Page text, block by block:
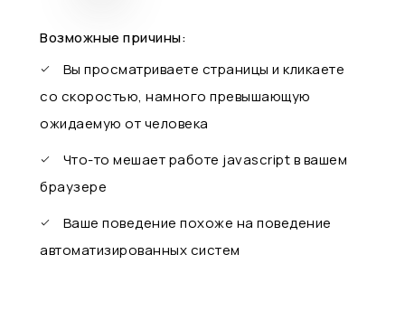
Возможные причины:
Вы просматриваете страницы и кликаете
со скоростью, намного превышающую
ожидаемую от человека
Что-то мешает работе javascript в вашем
браузере
Ваше поведение похоже на поведение
автоматизированных систем